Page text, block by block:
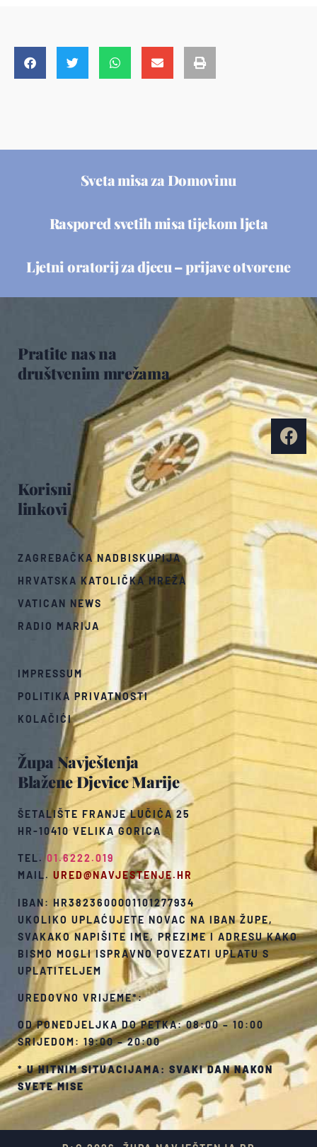
Sveta misa za Domovinu
Raspored svetih misa tijekom ljeta
Ljetni oratorij za djecu – prijave otvorene
Župa Navještenja
Blažene Djevice Marije
ŠETALIŠTE FRANJE LUČIĆA 25
HR-10410 VELIKA GORICA
TEL.01.6222.019
MAIL. URED@NAVJESTENJE.HR
IBAN: HR3823600001101277934
UKOLIKO UPLAĆUJETE NOVAC NA IBAN ŽUPE,
SVAKAKO NAPIŠITE IME, PREZIME I ADRESU KAKO
BISMO MOGLI ISPRAVNO POVEZATI UPLATU S
UPLATITELJEM
UREDOVNO VRIJEME*:
OD PONEDJELJKA DO PETKA: 08:00 – 10:00
SRIJEDOM: 19:00 – 20:00
*U HITNIM SITUACIJAMA: SVAKI DAN NAKON
SVETE MISE
Korisni
linkovi
ZAGREBAČKA NADBISKUPIJA
HRVATSKA KATOLIČKA MREŽA
VATICAN NEWS
RADIO MARIJA
IMPRESSUM
POLITIKA PRIVATNOSTI
KOLAČIĆI
Pratite nas na
društvenim mrežama